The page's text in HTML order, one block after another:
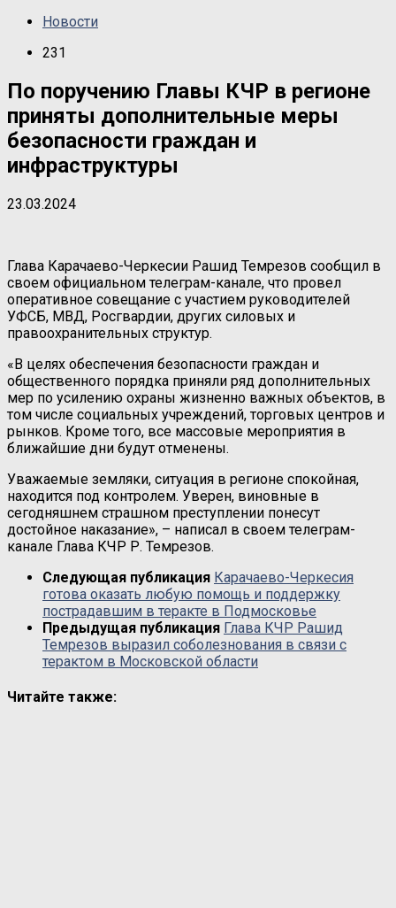
Новости
231
По поручению Главы КЧР в регионе
приняты дополнительные меры
безопасности граждан и
инфраструктуры
23.03.2024
Глава Карачаево-Черкесии Рашид Темрезов сообщил в
своем официальном телеграм-канале, что провел
оперативное совещание с участием руководителей
УФСБ, МВД, Росгвардии, других силовых и
правоохранительных структур.
«В целях обеспечения безопасности граждан и
общественного порядка приняли ряд дополнительных
мер по усилению охраны жизненно важных объектов, в
том числе социальных учреждений, торговых центров и
рынков. Кроме того, все массовые мероприятия в
ближайшие дни будут отменены.
Уважаемые земляки, ситуация в регионе спокойная,
находится под контролем. Уверен, виновные в
сегодняшнем страшном преступлении понесут
достойное наказание», – написал в своем телеграм-
канале Глава КЧР Р. Темрезов.
Следующая публикация Карачаево-Черкесия
готова оказать любую помощь и поддержку
пострадавшим в теракте в Подмосковье
Предыдущая публикация Глава КЧР Рашид
Темрезов выразил соболезнования в связи с
терактом в Московской области
Читайте также: